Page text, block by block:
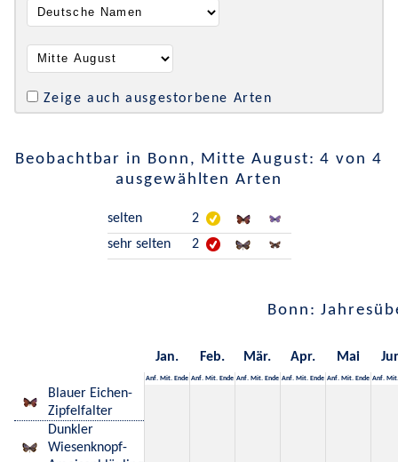
Zeige auch ausgestorbene Arten
Beobachtbar in Bonn, Mitte August: 4 von 4
ausgewählten Arten
selten
2
sehr selten
2
Bonn:
Jan. Feb. Mär. Apr. Mai
Anf. Mit. Ende Anf. Mit. Ende Anf. Mit. Ende Anf. Mit. Ende Anf. Mit. Ende Anf. Mit.
Blauer Eichen-
Zipfelfalter
Dunkler
Wiesenknopf-